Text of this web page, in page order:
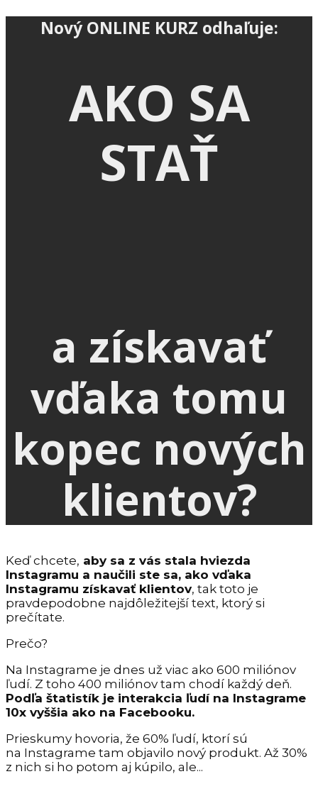
Nový ONLINE KURZ odhaľuje:
AKO SA
STAŤ
a získavať
vďaka tomu
kopec nových
klientov?
Keď chcete, aby sa z vás stala hviezda
Instagramu a naučili ste sa, ako vďaka
Instagramu získavať klientov, tak toto je
pravdepodobne najdôležitejší text, ktorý si
prečítate.
Prečo?
Na Instagrame je dnes už viac ako 600 miliónov
ľudí. Z toho 400 miliónov tam chodí každý deň.
Podľa štatistík je interakcia ľudí na Instagrame
10x vyššia ako na Facebooku.
Prieskumy hovoria, že 60% ľudí, ktorí sú
na Instagrame tam objavilo nový produkt. Až 30%
z nich si ho potom aj kúpilo, ale...